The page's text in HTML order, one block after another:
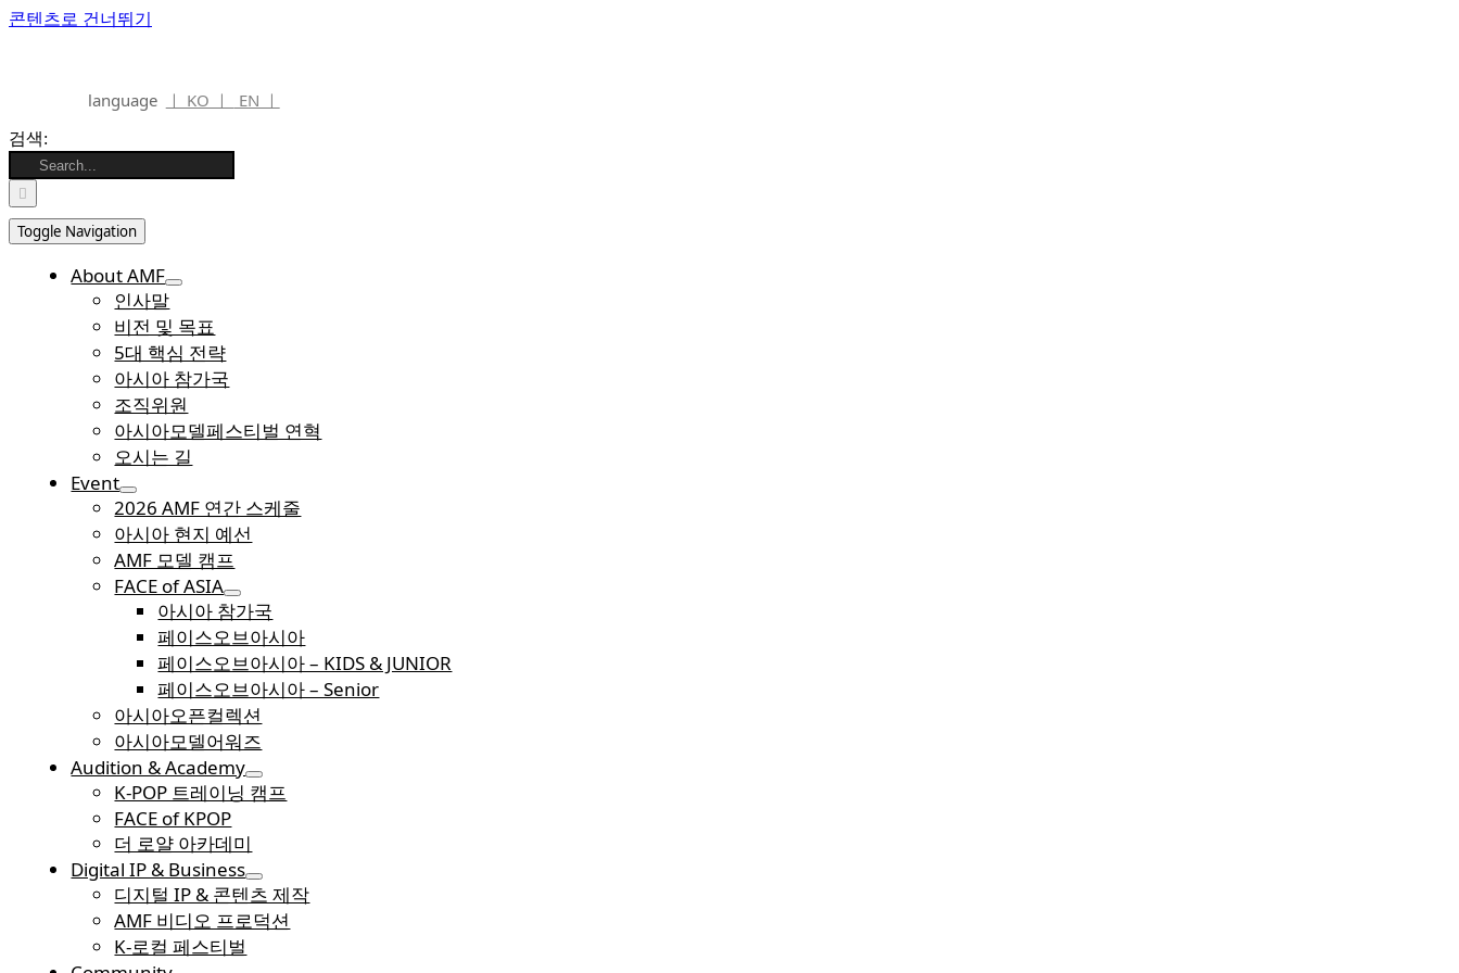
콘텐츠로 건너뛰기
language ㅣ KO ㅣ EN ㅣ
검색:
Toggle Navigation
About AMF
인사말
비전 및 목표
5대 핵심 전략
아시아 참가국
조직위원
아시아모델페스티벌 연혁
오시는 길
Event
2026 AMF 연간 스케줄
아시아 현지 예선
AMF 모델 캠프
FACE of ASIA
아시아 참가국
페이스오브아시아
페이스오브아시아 – KIDS & JUNIOR
페이스오브아시아 – Senior
아시아오픈컬렉션
아시아모델어워즈
Audition & Academy
K-POP 트레이닝 캠프
FACE of KPOP
더 로얄 아카데미
Digital IP & Business
디지털 IP & 콘텐츠 제작
AMF 비디오 프로덕션
K-로컬 페스티벌